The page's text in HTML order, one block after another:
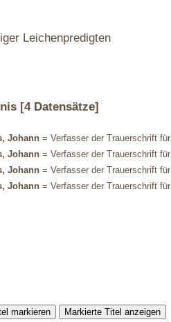
Leichenpredigten
[4 Datensätze]
Johann = Verfasser der Trauerschrift für
Johann = Verfasser der Trauerschrift für
Johann = Verfasser der Trauerschrift für
Johann = Verfasser der Trauerschrift für